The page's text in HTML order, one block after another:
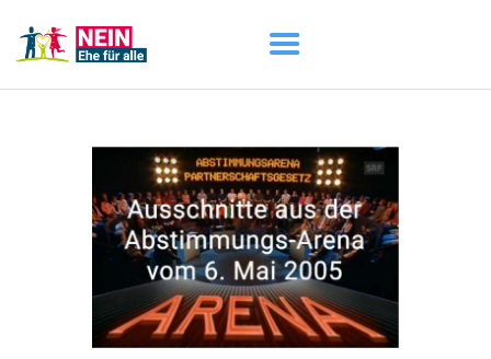
AKTUELL
DARUM GEHT ES
ÜBER UNS
DOWNLOADS